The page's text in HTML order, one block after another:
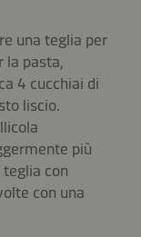
una teglia per
la pasta,
4 cucchiai di
liscio.
più
con
con una